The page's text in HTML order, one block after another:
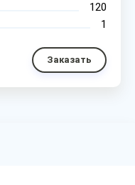
120
1
Заказать